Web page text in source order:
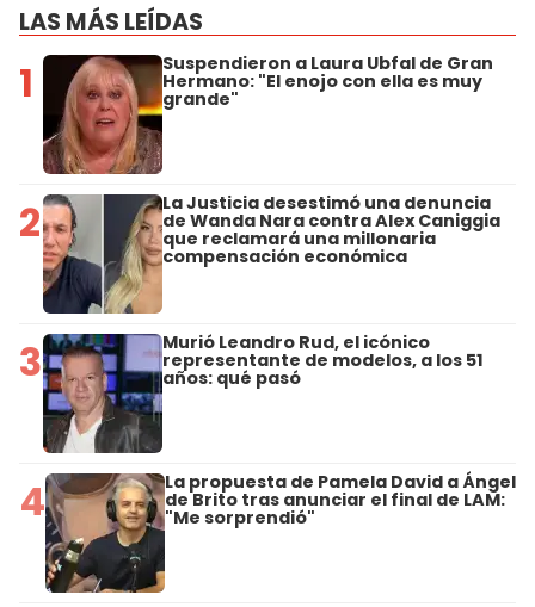
LAS MÁS LEÍDAS
1 Suspendieron a Laura Ubfal de Gran
Hermano: "El enojo con ella es muy
grande"
2 La Justicia desestimó una denuncia
de Wanda Nara contra Alex Caniggia
que reclamará una millonaria
compensación económica
3 Murió Leandro Rud, el icónico
representante de modelos, a los 51
años: qué pasó
4 La propuesta de Pamela David a Ángel
de Brito tras anunciar el final de LAM:
"Me sorprendió"